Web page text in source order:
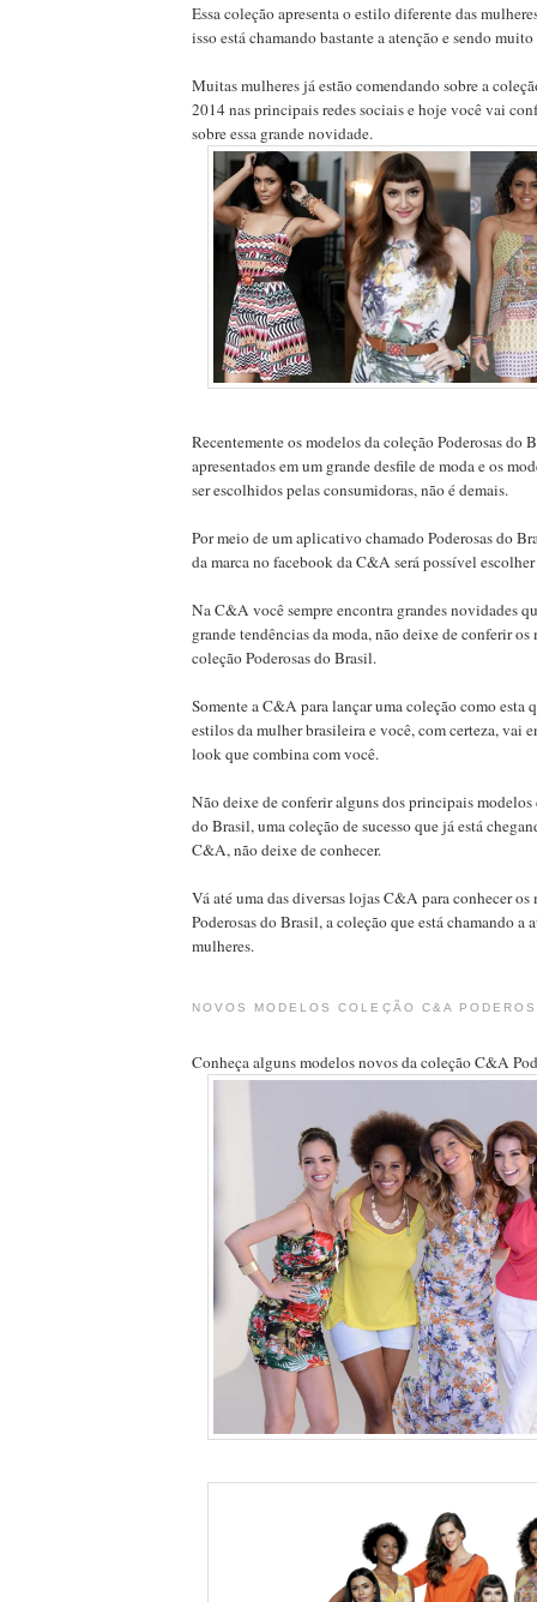
Essa coleção apresenta o estilo diferente das
isso está chamando bastante a atenção e sendo
Muitas mulheres já estão comendando sobre a
2014 nas principais redes sociais e hoje você vai
sobre essa grande novidade.
Recentemente os modelos da coleção Poderosas do
apresentados em um grande desfile de moda e os
ser escolhidos pelas consumidoras, não é demais.
Por meio de um aplicativo chamado Poderosas do
da marca no facebook da C&A será possível
Na C&A você sempre encontra grandes novidades
grande tendências da moda, não deixe de conferir os
coleção Poderosas do Brasil.
Somente a C&A para lançar uma coleção como esta
estilos da mulher brasileira e você, com certeza, vai
look que combina com você.
Não deixe de conferir alguns dos principais modelos
do Brasil, uma coleção de sucesso que já está
C&A, não deixe de conhecer.
Vá até uma das diversas lojas C&A para conhecer os
Poderosas do Brasil, a coleção que está chamando a
mulheres.
NOVOS MODELOS COLEÇÃO C&A
Conheça alguns modelos novos da coleção C&A